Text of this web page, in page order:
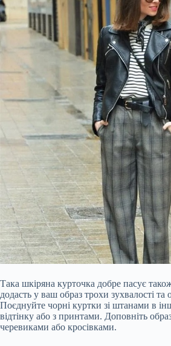
Така шкіряна курточка добре пасує
додасть у ваш образ трохи зухвалості та
Поєднуйте чорні куртки зі штанами в
відтінку або з принтами. Доповніть
черевиками або кросівками.